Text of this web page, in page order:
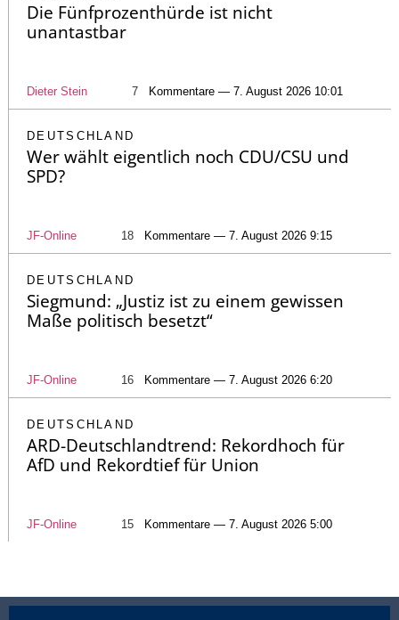
Die Fünfprozenthürde ist nicht
unantastbar
Dieter Stein 7 Kommentare — 7. August 2026 10:01
DEUTSCHLAND
Wer wählt eigentlich noch CDU/CSU und
SPD?
JF-Online 18 Kommentare — 7. August 2026 9:15
DEUTSCHLAND
Siegmund: „Justiz ist zu einem gewissen
Maße politisch besetzt“
JF-Online 16 Kommentare — 7. August 2026 6:20
DEUTSCHLAND
ARD-Deutschlandtrend: Rekordhoch für
AfD und Rekordtief für Union
JF-Online 15 Kommentare — 7. August 2026 5:00